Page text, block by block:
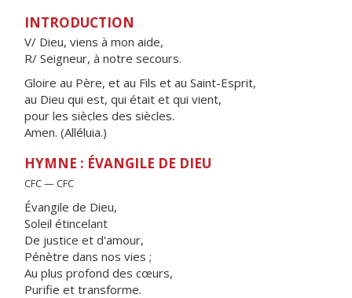
INTRODUCTION
V/ Dieu, viens à mon aide,
R/ Seigneur, à notre secours.
Gloire au Père, et au Fils et au Saint-Esprit,
au Dieu qui est, qui était et qui vient,
pour les siècles des siècles.
Amen. (Alléluia.)
HYMNE : ÉVANGILE DE DIEU
CFC — CFC
Évangile de Dieu,
Soleil étincelant
De justice et d'amour,
Pénètre dans nos vies ;
Au plus profond des cœurs,
Purifie et transforme.